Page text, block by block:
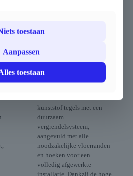
van 8 × 12 m is een
vloeroplossing voor grote
tenten,
evenementstructuren,
bestaat uit robuuste
kunststof tegels met een
duurzaam
vergrendelsysteem,
aangevuld met alle
noodzakelijke vloerranden
en hoeken voor een
volledig afgewerkte
installatie. Dankzij de hoge
toestaan
Aanpassen
toestaan